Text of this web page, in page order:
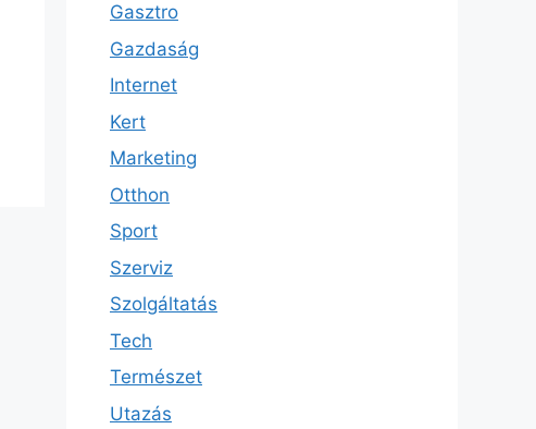
Gasztro
Gazdaság
Internet
Kert
Marketing
Otthon
Sport
Szerviz
Szolgáltatás
Tech
Természet
Utazás